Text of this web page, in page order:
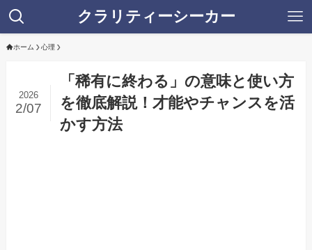
クラリティーシーカー
ホーム 心理
「稀有に終わる」の意味と使い方
を徹底解説！才能やチャンスを活
かす方法
2026
2/07